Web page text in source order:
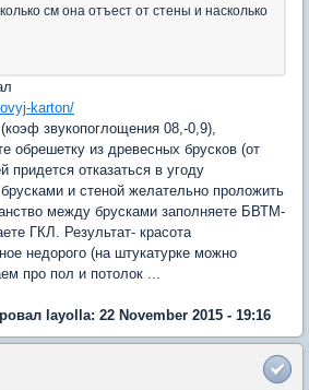
см она отъест от стены и насколько
karton/
звукопоглощения 08,-0,9),
обрешетку из древесных брусков (от
придется отказаться в угоду
и стеной желательно проложить
между брусками заполняете БВТМ-
ГКЛ. Результат- красота
недорого (на штукатурке можно
про пол и потолок ...
layolla: 22 November 2015 - 19:16